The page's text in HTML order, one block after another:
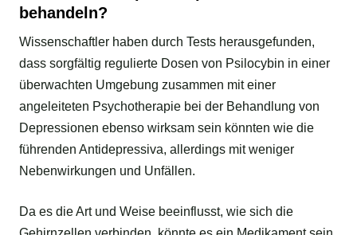
behandeln?
Wissenschaftler haben durch Tests herausgefunden,
dass sorgfältig regulierte Dosen von Psilocybin in einer
überwachten Umgebung zusammen mit einer
angeleiteten Psychotherapie bei der Behandlung von
Depressionen ebenso wirksam sein könnten wie die
führenden Antidepressiva, allerdings mit weniger
Nebenwirkungen und Unfällen.
Da es die Art und Weise beeinflusst, wie sich die